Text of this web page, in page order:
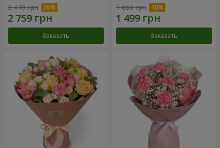
3 449 грн
Заказать
1 666 грн
Заказать